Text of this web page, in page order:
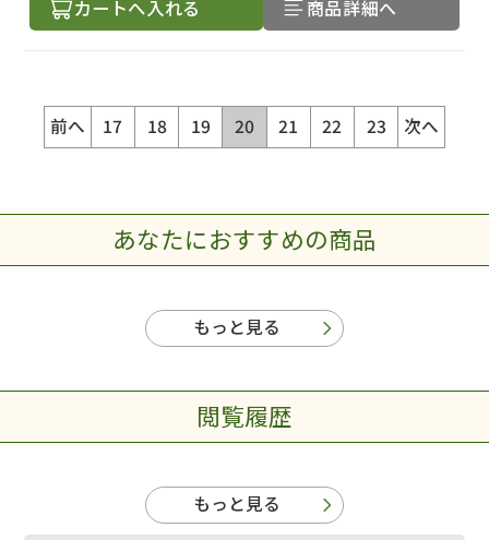
カートへ入れる 商品詳細へ
前へ 17 18 19 20 21 22 23 次へ
あなたにおすすめの商品
もっと見る
閲覧履歴
もっと見る